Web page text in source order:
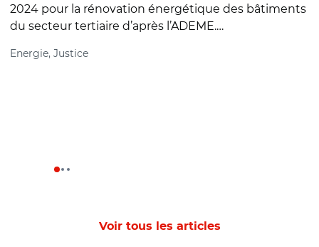
2024 pour la rénovation énergétique des bâtiments
du secteur tertiaire d’après l’ADEME.…
Energie, Justice
Voir tous les articles